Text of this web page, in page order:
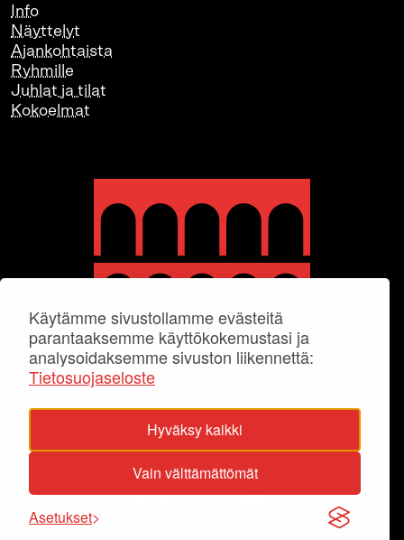
Käytämme sivustollamme evästeitä
parantaaksemme käyttökokemustasi ja
analysoidaksemme sivuston liikennettä:
Tietosuojaseloste
Hyväksy kaikki
Vain välttämättömät
Asetukset
Info
Näyttelyt
Ajankohtaista
Ryhmille
Juhlat ja tilat
Kokoelmat